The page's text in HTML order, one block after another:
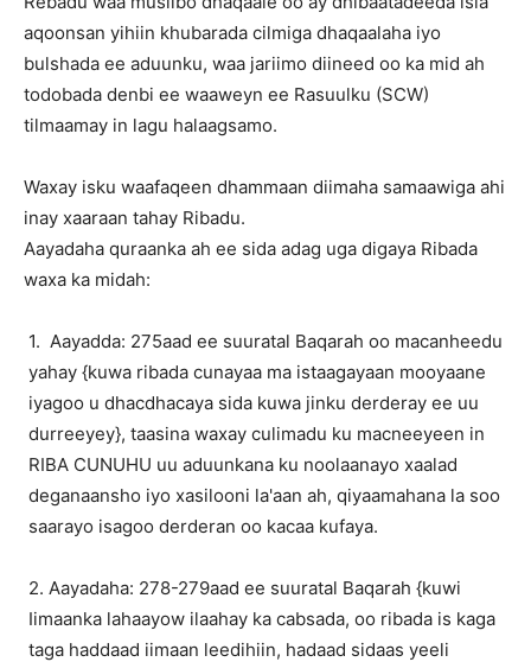
aqoonsan yihiin khubarada cilmiga dhaqaalaha iyo
bulshada ee aduunku, waa jariimo diineed oo ka mid ah
todobada denbi ee waaweyn ee Rasuulku (SCW)
tilmaamay in lagu halaagsamo.
Waxay isku waafaqeen dhammaan diimaha samaawiga ahi
inay xaaraan tahay Ribadu.
Aayadaha quraanka ah ee sida adag uga digaya Ribada
waxa ka midah:
1. Aayadda: 275aad ee suuratal Baqarah oo macanheedu
yahay {kuwa ribada cunayaa ma istaagayaan mooyaane
iyagoo u dhacdhacaya sida kuwa jinku derderay ee uu
durreeyey}, taasina waxay culimadu ku macneeyeen in
RIBA CUNUHU uu aduunkana ku noolaanayo xaalad
deganaansho iyo xasilooni la'aan ah, qiyaamahana la soo
saarayo isagoo derderan oo kacaa kufaya.
2. Aayadaha: 278-279aad ee suuratal Baqarah {kuwi
Iimaanka lahaayow ilaahay ka cabsada, oo ribada is kaga
taga haddaad iimaan leedihiin, hadaad sidaas yeeli